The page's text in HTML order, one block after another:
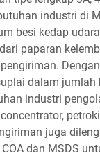
industri di
besi kedap
paparan
dalam jumlah
industri
juga
dan MSDS